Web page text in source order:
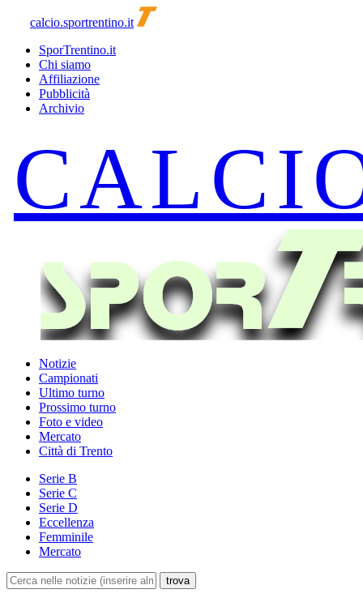
calcio.sportrentino.it
SporTrentino.it
Chi siamo
Affiliazione
Pubblicità
Archivio
Notizie
Campionati
Ultimo turno
Prossimo turno
Foto e video
Mercato
Città di Trento
Serie B
Serie C
Serie D
Eccellenza
Femminile
Mercato